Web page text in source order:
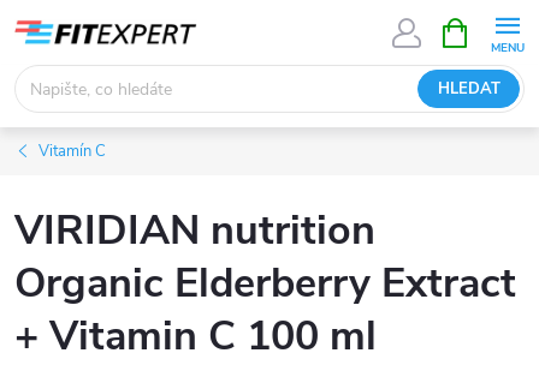
obsah
HLEDAT
NÁKUPNÍ
KOŠÍK
Vitamín C
VIRIDIAN nutrition
Organic Elderberry Extract
+ Vitamin C 100 ml